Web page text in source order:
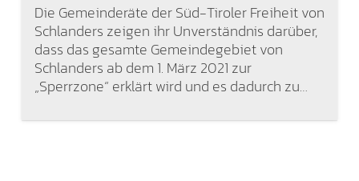
Die Gemeinderäte der Süd-Tiroler Freiheit von
Schlanders zeigen ihr Unverständnis darüber,
dass das gesamte Gemeindegebiet von
Schlanders ab dem 1. März 2021 zur
„Sperrzone“ erklärt wird und es dadurch zu…